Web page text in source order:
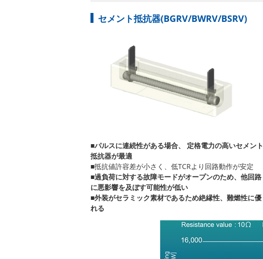
セメント抵抗器(BGRV/BWRV/BSRV)
■パルスに連続性がある場合、 定格電力の高いセメント
抵抗器が最適
■抵抗値許容差が小さく、低TCRより回路動作が安定
■過負荷に対する故障モードがオープンのため、他回路
に悪影響を及ぼす可能性が低い
■外装がセラミック素材であるため絶縁性、難燃性に優
れる